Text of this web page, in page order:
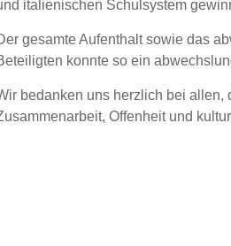
italienischen Schulsystem
gesamte Aufenthalt sowie das
konnte so ein
bedanken uns herzlich bei allen,
Offenheit und